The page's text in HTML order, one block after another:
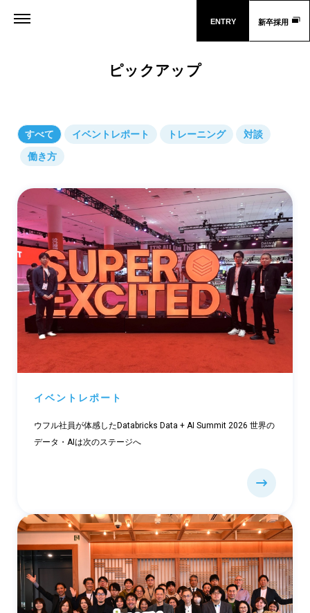
新卒採用
ENTRY
ピックアップ
すべて イベントレポート トレーニング
対談
働き方
イベントレポート
ウフル社員が体感したDatabricks Data + AI Summit 2026 世界の
データ・AIは次のステージへ